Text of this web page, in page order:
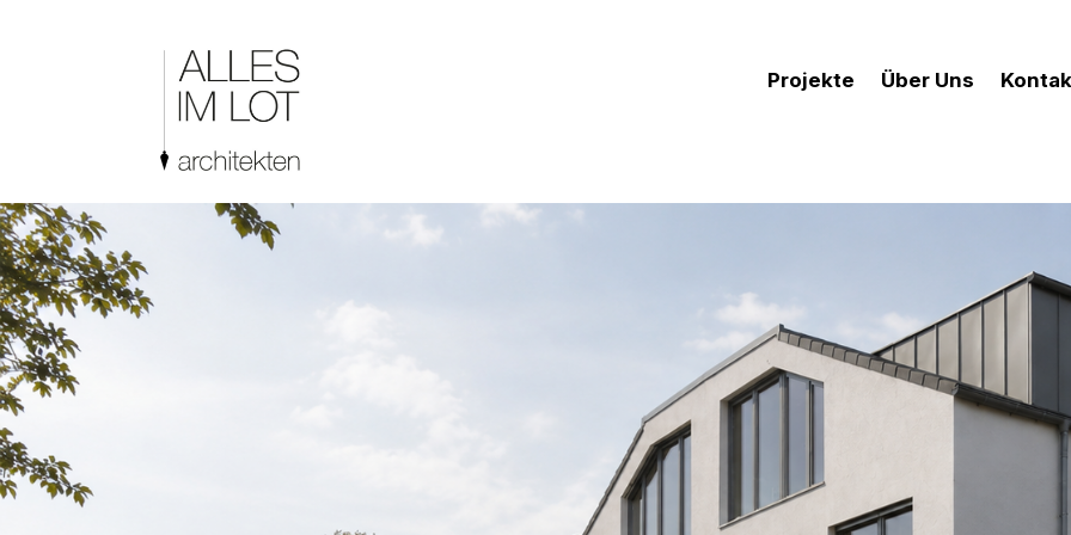
Projekte Über Uns